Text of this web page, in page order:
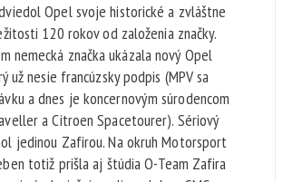
Opel svoje historické a zvláštne
120 rokov od založenia značky.
nemecká značka ukázala nový Opel
už nesie francúzsky podpis (MPV sa
a dnes je koncernovým súrodencom
a Citroen Spacetourer). Sériový
jedinou Zafirou. Na okruh Motorsport
totiž prišla aj štúdia O-Team Zafira